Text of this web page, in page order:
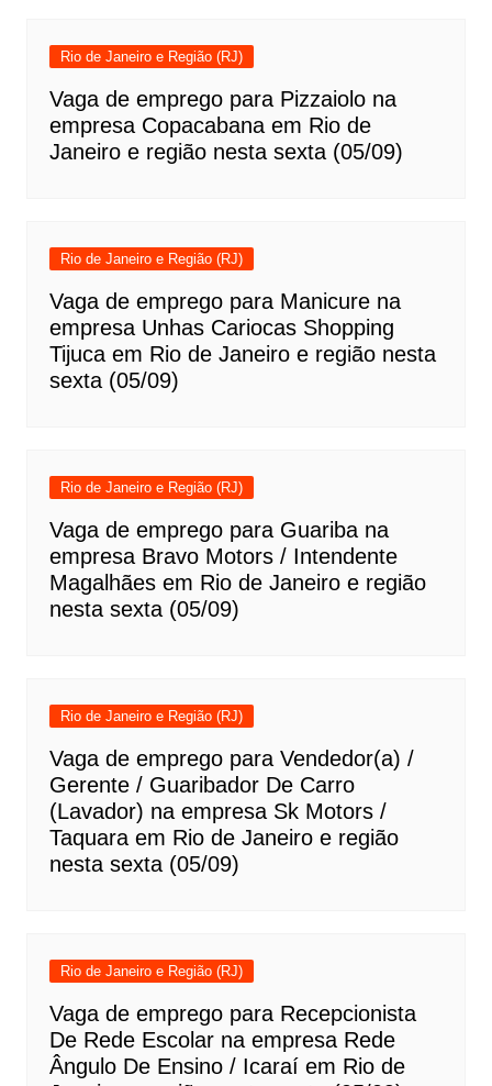
Rio de Janeiro e Região (RJ)
Vaga de emprego para Pizzaiolo na
empresa Copacabana em Rio de
Janeiro e região nesta sexta (05/09)
Rio de Janeiro e Região (RJ)
Vaga de emprego para Manicure na
empresa Unhas Cariocas Shopping
Tijuca em Rio de Janeiro e região nesta
sexta (05/09)
Rio de Janeiro e Região (RJ)
Vaga de emprego para Guariba na
empresa Bravo Motors / Intendente
Magalhães em Rio de Janeiro e região
nesta sexta (05/09)
Rio de Janeiro e Região (RJ)
Vaga de emprego para Vendedor(a) /
Gerente / Guaribador De Carro
(Lavador) na empresa Sk Motors /
Taquara em Rio de Janeiro e região
nesta sexta (05/09)
Rio de Janeiro e Região (RJ)
Vaga de emprego para Recepcionista
De Rede Escolar na empresa Rede
Ângulo De Ensino / Icaraí em Rio de